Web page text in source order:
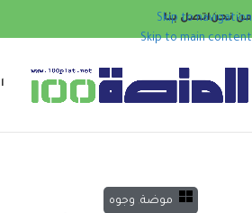
Skip to navigation
Skip to main content
من نحناتصل بنا
موضة وجوه